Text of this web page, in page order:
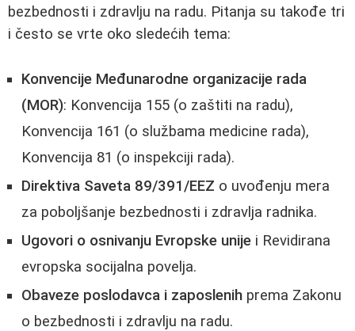
bezbednosti i zdravlju na radu. Pitanja su takođe tri
i često se vrte oko sledećih tema:
Konvencije Međunarodne organizacije rada
(MOR): Konvencija 155 (o zaštiti na radu),
Konvencija 161 (o službama medicine rada),
Konvencija 81 (o inspekciji rada).
Direktiva Saveta 89/391/EEZ o uvođenju mera
za poboljšanje bezbednosti i zdravlja radnika.
Ugovori o osnivanju Evropske unije i Revidirana
evropska socijalna povelja.
Obaveze poslodavca i zaposlenih prema Zakonu
o bezbednosti i zdravlju na radu.